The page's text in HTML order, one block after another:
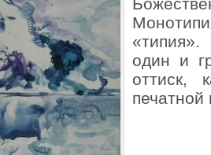
один и
оттиск,
печатной